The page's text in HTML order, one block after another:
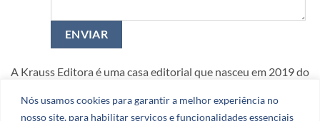
Nós usamos cookies para garantir a melhor experiência no
nosso site, para habilitar serviços e funcionalidades essenciais
A Krauss Editora é uma casa editorial que nasceu em 2019 do